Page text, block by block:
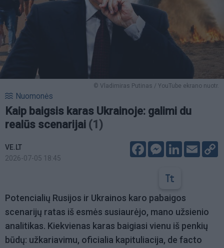
© Vladimiras Putinas / YouTube ekrano nuotr.
Nuomonės
Kaip baigsis karas Ukrainoje: galimi du
realūs scenarijai (1)
VE.LT
2026-07-05 18:45
FacebookMessenger
LinkedIn
Email
Potencialių Rusijos ir Ukrainos karo pabaigos
scenarijų ratas iš esmės susiaurėjo, mano užsienio
analitikas. Kiekvienas karas baigiasi vienu iš penkių
būdų: užkariavimu, oficialia kapituliacija, de facto